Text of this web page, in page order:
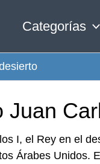
Categorías
Juan
I, el Rey en el
Árabes Unidos.